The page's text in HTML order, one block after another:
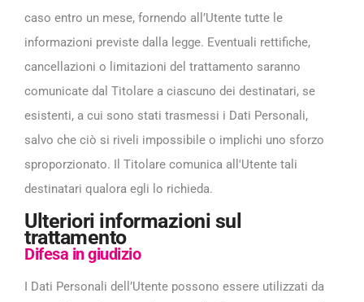
caso entro un mese, fornendo all’Utente tutte le
informazioni previste dalla legge. Eventuali rettifiche,
cancellazioni o limitazioni del trattamento saranno
comunicate dal Titolare a ciascuno dei destinatari, se
esistenti, a cui sono stati trasmessi i Dati Personali,
salvo che ciò si riveli impossibile o implichi uno sforzo
sproporzionato. Il Titolare comunica all'Utente tali
destinatari qualora egli lo richieda.
Ulteriori informazioni sul
trattamento
Difesa in giudizio
I Dati Personali dell’Utente possono essere utilizzati da